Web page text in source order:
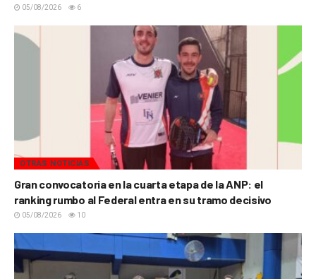
05/08/2026 6
OTRAS NOTICIAS
Gran convocatoria en la cuarta etapa de la ANP: el
ranking rumbo al Federal entra en su tramo decisivo
05/08/2026 10